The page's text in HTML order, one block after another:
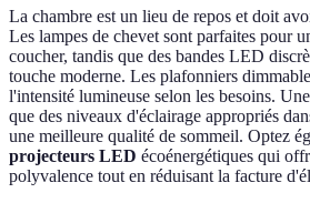
La chambre est un lieu de repos et doit
Les lampes de chevet sont parfaites pour
coucher, tandis que des bandes LED
touche moderne. Les plafonniers
l'intensité lumineuse selon les besoins.
que des niveaux d'éclairage appropriés
une meilleure qualité de sommeil. Optez
projecteurs LED écoénergétiques qui
polyvalence tout en réduisant la facture